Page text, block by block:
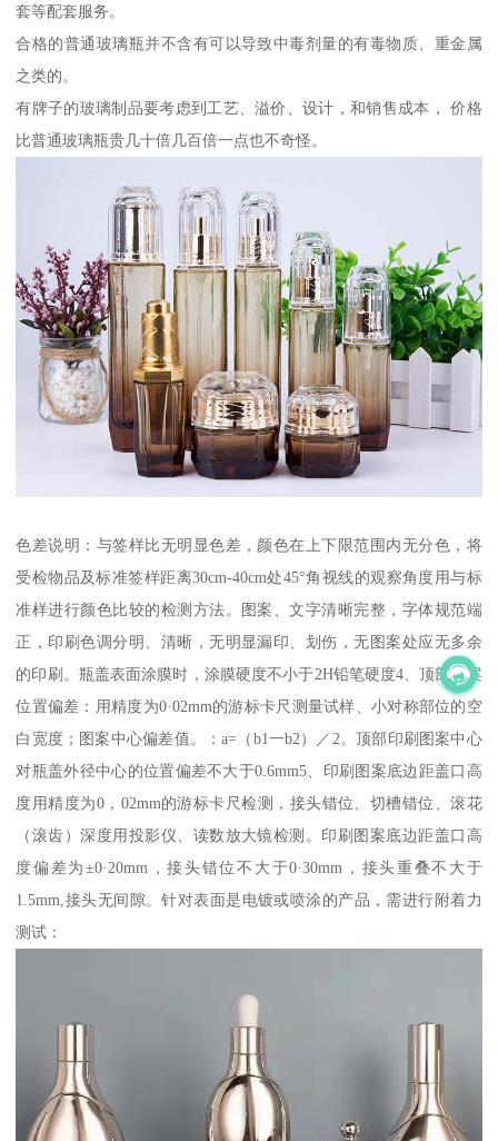
套等配套服务。
合格的普通玻璃瓶并不含有可以导致中毒剂量的有毒物质、重金属
之类的。
有牌子的玻璃制品要考虑到工艺、溢价、设计，和销售成本， 价格
比普通玻璃瓶贵几十倍几百倍一点也不奇怪。
色差说明：与签样比无明显色差，颜色在上下限范围内无分色，将
受检物品及标准签样距离30cm-40cm处45°角视线的观察角度用与标
准样进行颜色比较的检测方法。图案、文字清晰完整，字体规范端
正，印刷色调分明、清晰，无明显漏印、划伤，无图案处应无多余
的印刷。瓶盖表面涂膜时，涂膜硬度不小于2H铅笔硬度4、顶部图案
位置偏差：用精度为0·02mm的游标卡尺测量试样、小对称部位的空
白宽度；图案中心偏差值。：a=（b1一b2）／2。顶部印刷图案中心
对瓶盖外径中心的位置偏差不大于0.6mm5、印刷图案底边距盖口高
度用精度为0，02mm的游标卡尺检测，接头错位、切槽错位、滚花
（滚齿）深度用投影仪、读数放大镜检测。印刷图案底边距盖口高
度偏差为±0·20mm，接头错位不大于0·30mm，接头重叠不大于
1.5mm,接头无间隙。针对表面是电镀或喷涂的产品，需进行附着力
测试：